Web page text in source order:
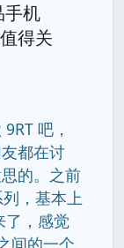
手机
得关
吧，
都在讨
的。之前
，基本上
了，感觉
间的一个